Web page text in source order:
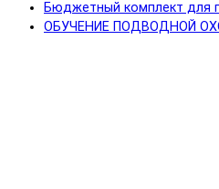
Бюджетный комплект для
ОБУЧЕНИЕ ПОДВОДНОЙ